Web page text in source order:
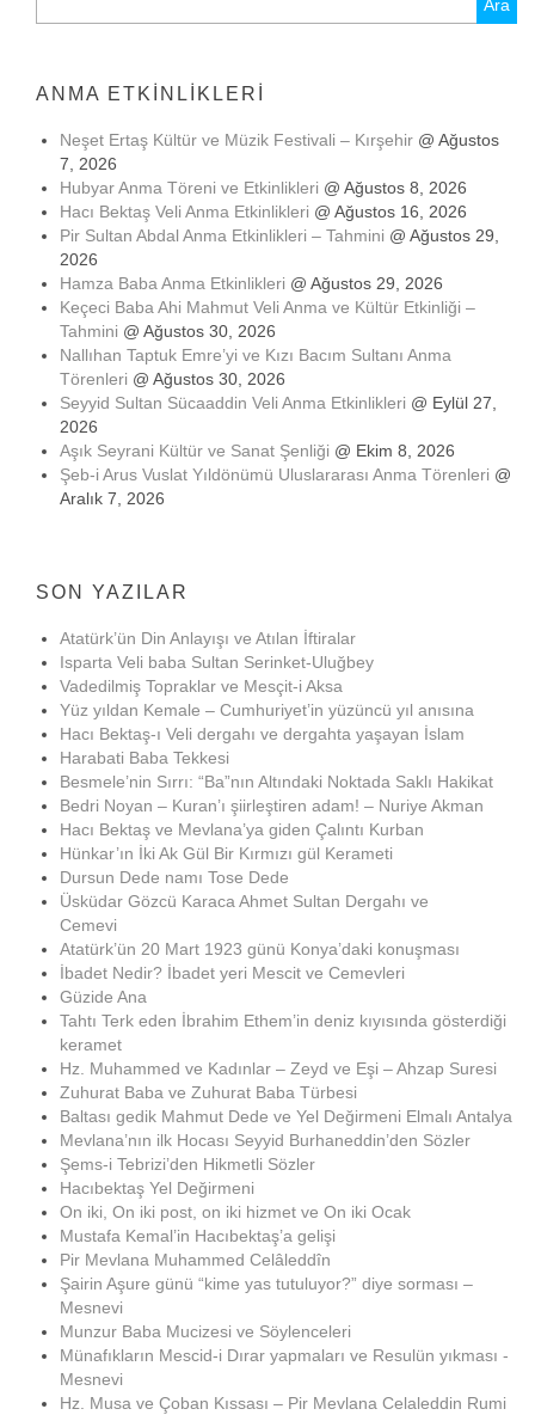
ANMA ETKINLIKLERI
Neşet Ertaş Kültür ve Müzik Festivali – Kırşehir @ Ağustos
7, 2026
Hubyar Anma Töreni ve Etkinlikleri @ Ağustos 8, 2026
Hacı Bektaş Veli Anma Etkinlikleri @ Ağustos 16, 2026
Pir Sultan Abdal Anma Etkinlikleri – Tahmini @ Ağustos 29,
2026
Hamza Baba Anma Etkinlikleri @ Ağustos 29, 2026
Keçeci Baba Ahi Mahmut Veli Anma ve Kültür Etkinliği –
Tahmini @ Ağustos 30, 2026
Nallıhan Taptuk Emre’yi ve Kızı Bacım Sultanı Anma
Törenleri @ Ağustos 30, 2026
Seyyid Sultan Sücaaddin Veli Anma Etkinlikleri @ Eylül 27,
2026
Aşık Seyrani Kültür ve Sanat Şenliği @ Ekim 8, 2026
Şeb-i Arus Vuslat Yıldönümü Uluslararası Anma Törenleri @
Aralık 7, 2026
SON YAZILAR
Atatürk’ün Din Anlayışı ve Atılan İftiralar
Isparta Veli baba Sultan Serinket-Uluğbey
Vadedilmiş Topraklar ve Mesçit-i Aksa
Yüz yıldan Kemale – Cumhuriyet’in yüzüncü yıl anısına
Hacı Bektaş-ı Veli dergahı ve dergahta yaşayan İslam
Harabati Baba Tekkesi
Besmele’nin Sırrı: “Ba”nın Altındaki Noktada Saklı Hakikat
Bedri Noyan – Kuran’ı şiirleştiren adam! – Nuriye Akman
Hacı Bektaş ve Mevlana’ya giden Çalıntı Kurban
Hünkar’ın İki Ak Gül Bir Kırmızı gül Kerameti
Dursun Dede namı Tose Dede
Üsküdar Gözcü Karaca Ahmet Sultan Dergahı ve
Cemevi
Atatürk’ün 20 Mart 1923 günü Konya’daki konuşması
İbadet Nedir? İbadet yeri Mescit ve Cemevleri
Güzide Ana
Tahtı Terk eden İbrahim Ethem’in deniz kıyısında gösterdiği
keramet
Hz. Muhammed ve Kadınlar – Zeyd ve Eşi – Ahzap Suresi
Zuhurat Baba ve Zuhurat Baba Türbesi
Baltası gedik Mahmut Dede ve Yel Değirmeni Elmalı Antalya
Mevlana’nın ilk Hocası Seyyid Burhaneddin’den Sözler
Şems-i Tebrizi’den Hikmetli Sözler
Hacıbektaş Yel Değirmeni
On iki, On iki post, on iki hizmet ve On iki Ocak
Mustafa Kemal’in Hacıbektaş’a gelişi
Pir Mevlana Muhammed Celâleddîn
Şairin Aşure günü “kime yas tutuluyor?” diye sorması –
Mesnevi
Munzur Baba Mucizesi ve Söylenceleri
Münafıkların Mescid-i Dırar yapmaları ve Resulün yıkması -
Mesnevi
Hz. Musa ve Çoban Kıssası – Pir Mevlana Celaleddin Rumi